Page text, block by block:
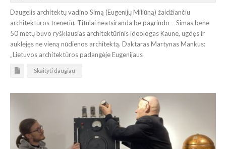
Daugelis architektų vadino Simą (Eugenijų Miliūną) žaidžiančiu
architektūros treneriu. Titulai neatsiranda be pagrindo – Simas bene
50 metų buvo ryškiausias architektūrinis ideologas Kaune, ugdęs ir
auklėjęs ne vieną nūdienos architektą. Daktaras Martynas Mankus:
„Lietuvos architektūros padangėje Eugenijaus
Skaityti daugiau